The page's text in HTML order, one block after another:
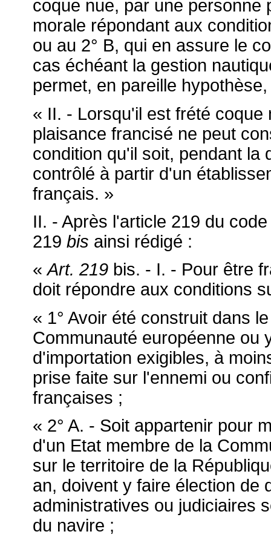
coque nue, par une personne
morale répondant aux
ou au 2° B, qui en assure le
cas échéant la gestion
permet, en pareille
« II. - Lorsqu'il est frété
plaisance francisé ne peut
condition qu'il soit, pendant la
contrôlé à partir d'un
français. »
II. - Après l'article 219 du
219 bis ainsi rédigé :
«Art. 219 bis. - I. - Pour être
doit répondre aux conditions
« 1° Avoir été construit dans
Communauté européenne ou
d'importation exigibles, à
prise faite sur l'ennemi ou
françaises ;
« 2° A. - Soit appartenir pour
d'un Etat membre de la
sur le territoire de la
an, doivent y faire élection de
administratives ou judiciaires
du navire ;